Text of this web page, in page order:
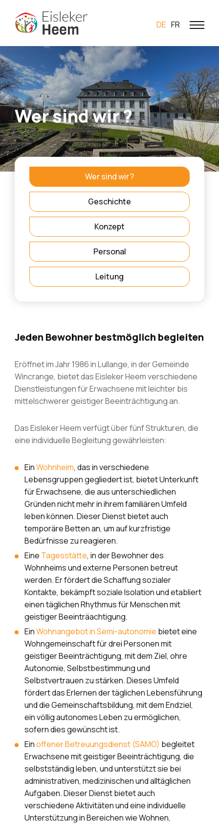
DE FR
Wer sind wir ?
Wer sind wir ?
Geschichte
Konzept
Personal
Leitung
Jeden Bewohner bestmöglich begleiten
Eröffnet im Jahr 1986 in Lullange, in der Gemeinde
Wincrange, bietet das Eisleker Heem verschiedene
Dienstleistungen für Erwachsene mit leichter bis
mittelschwerer geistiger Beeinträchtigung an.
Das Eisleker Heem verfügt über fünf Strukturen, die
eine individuelle Begleitung gewährleisten:
EinWohnheim, das in verschiedene
Lebensgruppen gegliedert ist, bietet Unterkunft
für Erwachsene, die aus unterschiedlichen
Gründen nicht mehr in ihrem familiären Umfeld
leben können. Dieser Dienst bietet auch
temporäre Betten an, um auf kurzfristige
Bedürfnisse zu reagieren.
Eine Tagesstätte, in der Bewohner des
Wohnheims und externe Personen betreut
werden.Er fördert die Schaffung sozialer
Kontakte, bekämpft soziale Isolation und etabliert
einen täglichen Rhythmus für Menschen mit
geistiger Beeinträachtigung.
EinWohnangebot in Semi-autonomie bietet eine
Wohngemeinschaft für drei Personen mit
geistiger Beeinträchtigung, mit dem Ziel, ohre
Autonomie, Selbstbestimmung und
Selbstvertrauen zu stärken. Dieses Umfeld
fördert das Erlernen der täglichen Lebensführung
und die Gemeinschaftsbildung, mit dem Endziel,
ein völlig autonomes Leben zu ermöglichen,
sofern dies gewünscht ist.
Einoffener Betreuungsdienst (SAMO) begleitet
Erwachsene mit geistiger Beeinträchtigung, die
selbstständig leben, und unterstützt sie bei
administrativen, medizinischen und alltäglichen
Aufgaben. Dieser Dienst bietet auch
verschiedene Aktivitäten und eine individuelle
Unterstützung in Bereichen wie Wohnen,